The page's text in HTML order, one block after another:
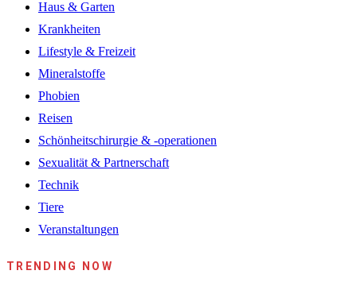
Haus & Garten
Krankheiten
Lifestyle & Freizeit
Mineralstoffe
Phobien
Reisen
Schönheitschirurgie & -operationen
Sexualität & Partnerschaft
Technik
Tiere
Veranstaltungen
TRENDING NOW